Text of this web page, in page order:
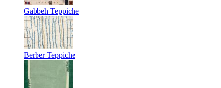
Gabbeh Teppiche
Berber Teppiche